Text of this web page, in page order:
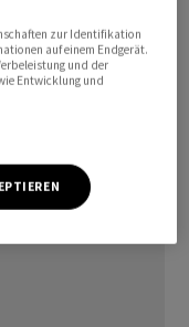
zur Identifikation
auf einem Endgerät.
und der
Entwicklung und